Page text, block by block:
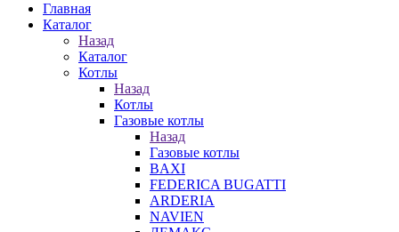
Главная
Каталог
Назад
Каталог
Котлы
Назад
Котлы
Газовые котлы
Назад
Газовые котлы
BAXI
FEDERICA BUGATTI
ARDERIA
NAVIEN